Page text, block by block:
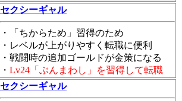
セクシーギャル
・「ちからため」習得のため
・レベルが上がりやすく転職に便利
・戦闘時の追加ゴールドが金策になる
・ Lv24「ぶんまわし」を習得して転職
セクシーギャル